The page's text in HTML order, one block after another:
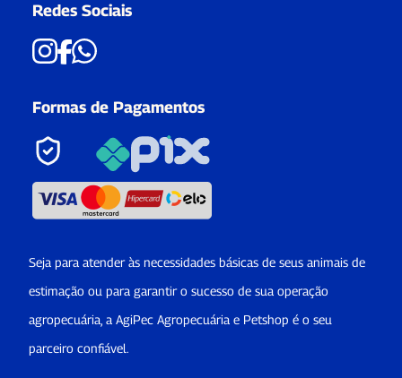
Redes Sociais
Formas de Pagamentos
Seja para atender às necessidades básicas de seus animais de
estimação ou para garantir o sucesso de sua operação
agropecuária, a AgiPec Agropecuária e Petshop é o seu
parceiro confiável.